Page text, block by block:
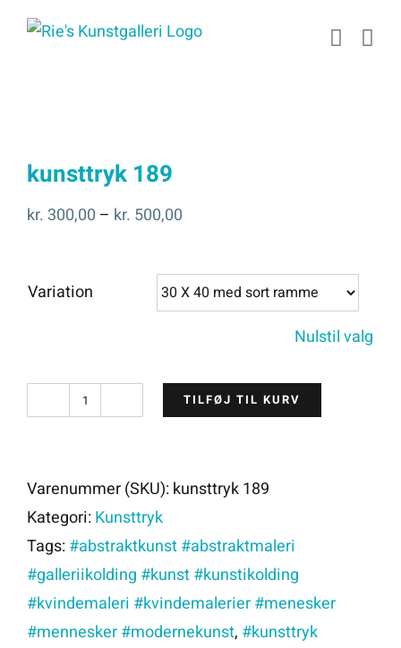
Skip
kunsttryk 189
kr. 300,00 – kr. 500,00
til
kr. 500,00
Variation
Nulstil valg
kunsttryk
TILFØJ TIL KURV
Varenummer (SKU):kunsttryk 189
Kategori:Kunsttryk
Tags:#abstraktkunst #abstraktmaleri
#galleriikolding #kunst #kunstikolding
#kvindemaleri #kvindemalerier #menesker
#mennesker #modernekunst, #kunsttryk